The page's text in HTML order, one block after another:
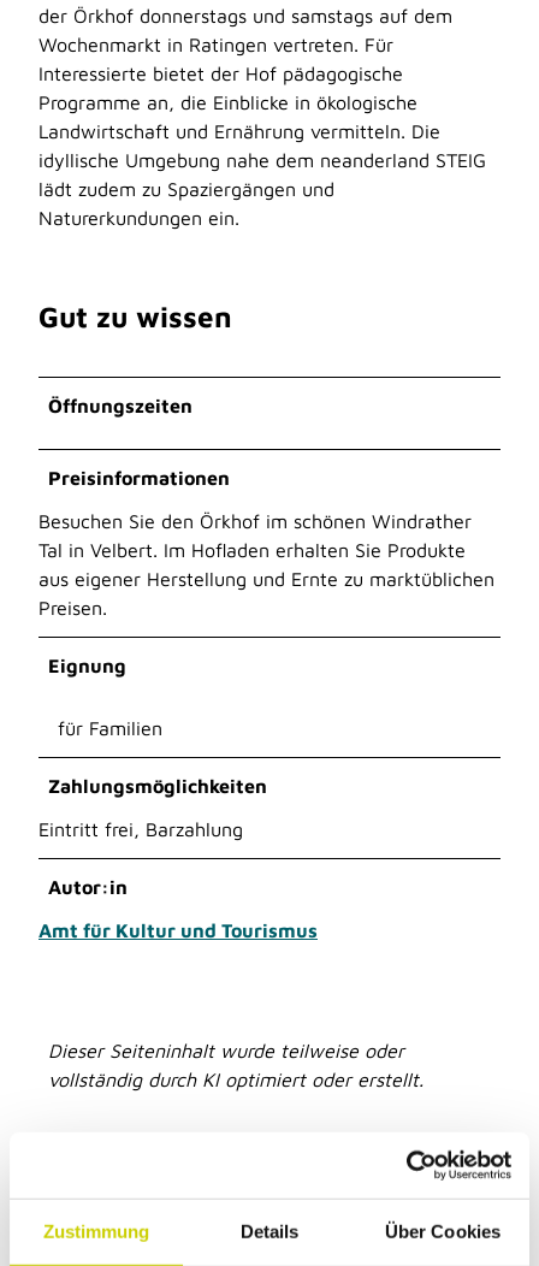
Zustimmung Details Über Cookies
der Örkhof donnerstags und samstags auf dem
Wochenmarkt in Ratingen vertreten. Für
Interessierte bietet der Hof pädagogische
Programme an, die Einblicke in ökologische
Landwirtschaft und Ernährung vermitteln. Die
idyllische Umgebung nahe dem neanderland STEIG
lädt zudem zu Spaziergängen und
Naturerkundungen ein.
Gut zu wissen
Öffnungszeiten
Preisinformationen
Besuchen Sie den Örkhof im schönen Windrather
Tal in Velbert. Im Hofladen erhalten Sie Produkte
aus eigener Herstellung und Ernte zu marktüblichen
Preisen.
Eignung
für Familien
Zahlungsmöglichkeiten
Eintritt frei, Barzahlung
Autor:in
Amt für Kultur und Tourismus
Dieser Seiteninhalt wurde teilweise oder
vollständig durch KI optimiert oder erstellt.
Unsere Empfehlung